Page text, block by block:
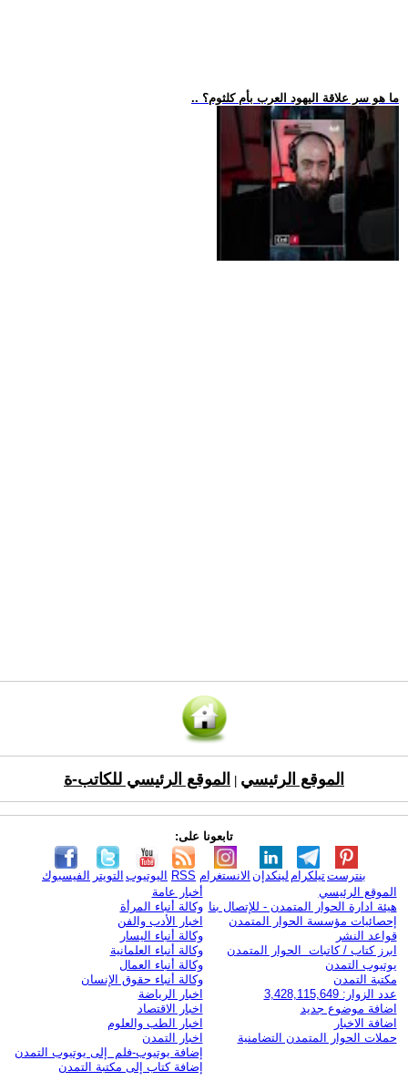
.. ما هو سر علاقة اليهود العرب بأم كلثوم؟
الموقع الرئيسي الموقع الرئيسي للكاتب-ة
تابعونا على:
الفيسبوك التويتر اليوتيوب RSS الانستغرام لينكدإن تيلكرامبنترست
الموقع الرئيسي
هيئة ادارة الحوار المتمدن - للإتصال بنا
إحصائيات مؤسسة الحوار المتمدن
قواعد النشر
ابرز كتاب / كاتبات الحوار المتمدن
يوتيوب التمدن
مكتبة التمدن
عدد الزوار: 3,428,115,649
اضافة موضوع جديد
اضافة الاخبار
حملات الحوار المتمدن التضامنية
أخبار عامة
وكالة أنباء المرأة
اخبار الأدب والفن
وكالة أنباء اليسار
وكالة أنباء العلمانية
وكالة أنباء العمال
وكالة أنباء حقوق الإنسان
اخبار الرياضة
اخبار الاقتصاد
اخبار الطب والعلوم
اخبار التمدن
إضافة يوتيوب-فلم إلى يوتيوب التمدن
إضافة كتاب إلى مكتبة التمدن